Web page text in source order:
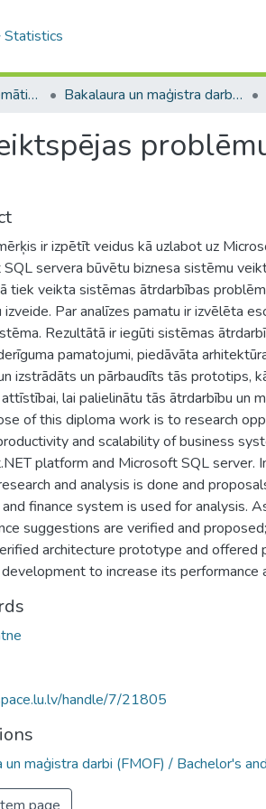
Statistics
B --- Bij. Fizikas, matemātikas un optometrijas fakultātes studentu noslēguma darbi / Faculty of Physics, Mathematics and Optometry - Graduate works Bakalaura un maģistra darbi (FMOF) / Bachelor's and Master's theses
ir izpētīt veidus kā uzlabot uz
servera būvētu biznesa sistēmu
tiek veikta sistēmas ātrdarbības
Par analīzes pamatu ir izvēlēta
Rezultātā ir iegūti sistēmas
pamatojumi, piedāvāta
izstrādāts un pārbaudīts tās prototips,
lai palielinātu tās ātrdarbību un
of this diploma work is to research
and scalability of business
platform and Microsoft SQL server.
and analysis is done and
and finance system is used for analysis.
suggestions are verified and
architecture prototype and offered
to increase its performance
handle/7/21805
un maģistra darbi (FMOF) / Bachelor's